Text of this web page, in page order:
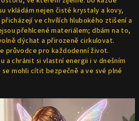
vkládám nejen čisté krystaly a kovy,
ve chvílích hlubokého ztišení a
přehlcené materiálem; dbám na to,
dýchat a přirozeně cirkulovat.
průvodce pro každodenní život.
a chránit si vlastní energii i v dnešním
mohli cítit bezpečně a ve své plné